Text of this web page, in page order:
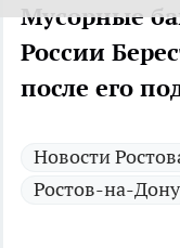
Мусорные
России
после его
Новости
Ростов-на-Дону